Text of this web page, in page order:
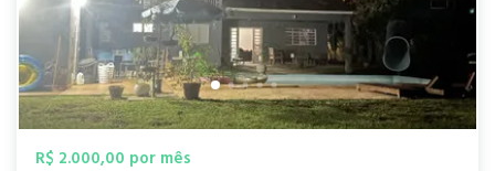
R$ 2.000,00 por mês